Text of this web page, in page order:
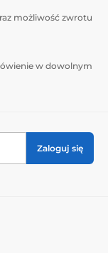
możliwość zwrotu
w dowolnym
Zaloguj się